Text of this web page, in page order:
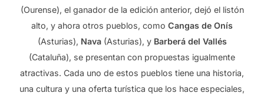
(Ourense), el ganador de la edición anterior, dejó el listón
alto, y ahora otros pueblos, como Cangas de Onís
(Asturias), Nava(Asturias), y Barberá del Vallés
(Cataluña), se presentan con propuestas igualmente
atractivas. Cada uno de estos pueblos tiene una historia,
una cultura y una oferta turística que los hace especiales,